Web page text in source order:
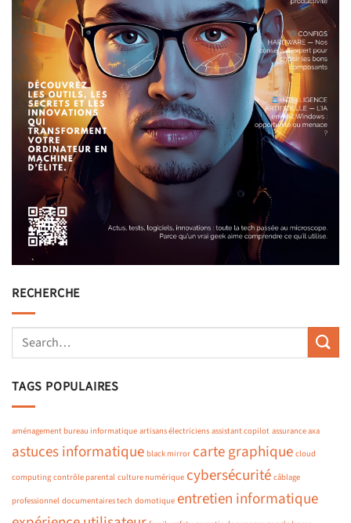
RECHERCHE
TAGS POPULAIRES
aménagement bureau informatique artisans électriciens assistant copilot assurance axa
astuces informatique black mirror carte graphique cloud
computing contrôle parental culture numérique cybersécurité câblage
professionnel documentaires tech domotique entretien informatique